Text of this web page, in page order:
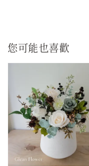
您可能也喜歡